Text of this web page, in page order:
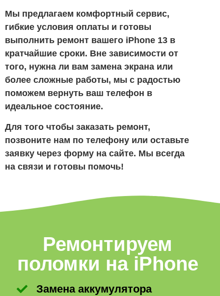
Мы предлагаем комфортный сервис,
гибкие условия оплаты и готовы
выполнить ремонт вашего iPhone 13 в
кратчайшие сроки. Вне зависимости от
того, нужна ли вам замена экрана или
более сложные работы, мы с радостью
поможем вернуть ваш телефон в
идеальное состояние.
Для того чтобы заказать ремонт,
позвоните нам по телефону или оставьте
заявку через форму на сайте. Мы всегда
на связи и готовы помочь!
Ремонтируем
поломки на iPhone
Замена аккумулятора